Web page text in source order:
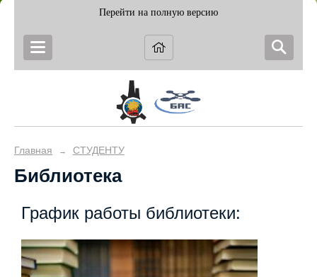
Перейти на полную версию
Главная → СТУДЕНТУ
Библиотека
График работы библиотеки: